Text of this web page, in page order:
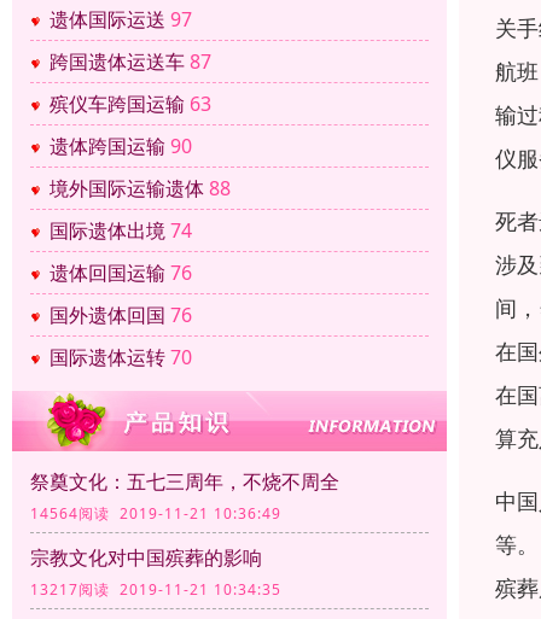
遗体国际运送 97
跨国遗体运送车87
殡仪车跨国运输 63
遗体跨国运输 90
境外国际运输遗体88
国际遗体出境74
遗体回国运输 76
国外遗体回国 76
国际遗体运转70
祭奠文化：五七三周年，不烧不周全
14564阅读 2019-11-21 10:36:49
宗教文化对中国殡葬的影响
13217阅读 2019-11-21 10:34:35
关
航
输
仪
死
涉
间
在
在
算
中
等
殡